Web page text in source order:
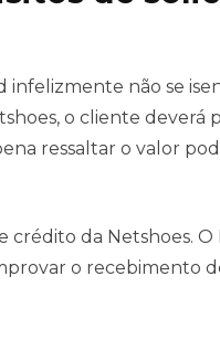
não se
o cliente deverá
ressaltar o valor
crédito da Netshoes.
o recebimento